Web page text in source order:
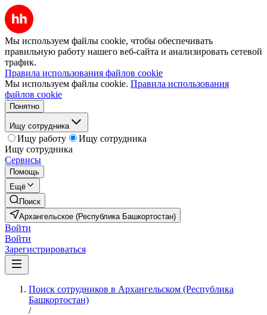
Мы используем файлы cookie, чтобы обеспечивать
правильную работу нашего веб-сайта и анализировать сетевой
трафик.
Правила использования файлов cookie
Мы используем файлы cookie. Правила использования
файлов cookie
Понятно
Ищу сотрудника
Ищу работу
Ищу сотрудника
Ищу сотрудника
Сервисы
Помощь
Ещё
Поиск
Архангельское (Республика Башкортостан)
Войти
Войти
Зарегистрироваться
Поиск сотрудников в Архангельском (Республика
Башкортостан)
/